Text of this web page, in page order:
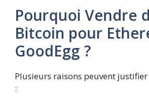
Pourquoi Vendre
Bitcoin pour
GoodEgg ?
Plusieurs raisons peuvent
: